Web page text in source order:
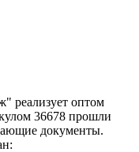
реализует оптом
36678 прошли
документы.